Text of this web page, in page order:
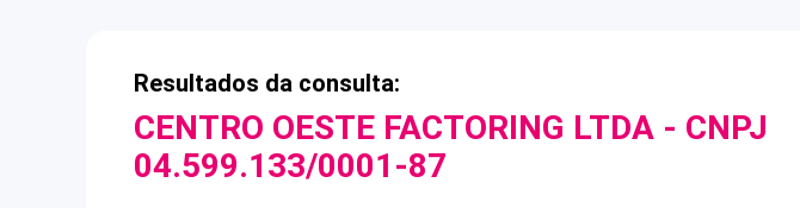
Resultados da consulta:
CENTRO OESTE FACTORING LTDA - CNPJ
04.599.133/0001-87